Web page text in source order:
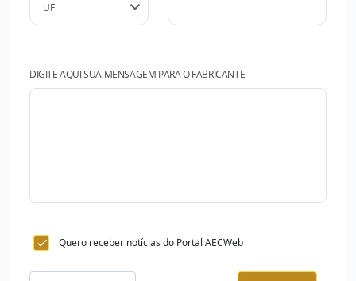
DIGITE AQUI SUA MENSAGEM PARA O FABRICANTE
Quero receber notícias do Portal AECWeb